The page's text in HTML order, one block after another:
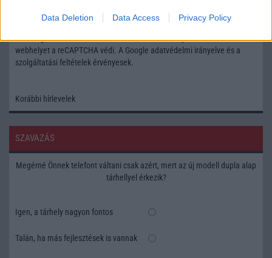
Data Deletion Data Access Privacy Policy
Elfogadom azAdatvédelmi és Adatkezelési TájékoztatótEzt a
webhelyet a reCAPTCHA védi. A Google adatvédelmi irányelve és a
szolgáltatási feltételek érvényesek.
Korábbi hírlevelek
SZAVAZÁS
Megérné Önnek telefont váltani csak azért, mert az új modell dupla alap
tárhellyel érkezik?
Igen, a tárhely nagyon fontos
Talán, ha más fejlesztések is vannak